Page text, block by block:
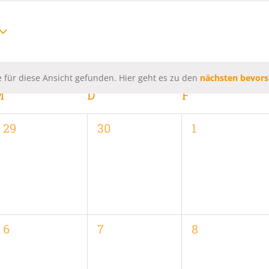
Hinweis
für diese Ansicht gefunden. Hier geht es zu den nächsten
D F
0
29
0
30
0
1
0
6
0
7
0
8